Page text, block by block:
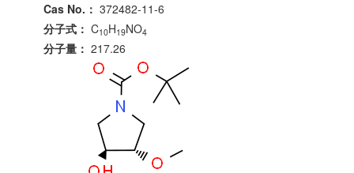
Cas No.： 372482-11-6
分子式： C10H19NO4
分子量： 217.26